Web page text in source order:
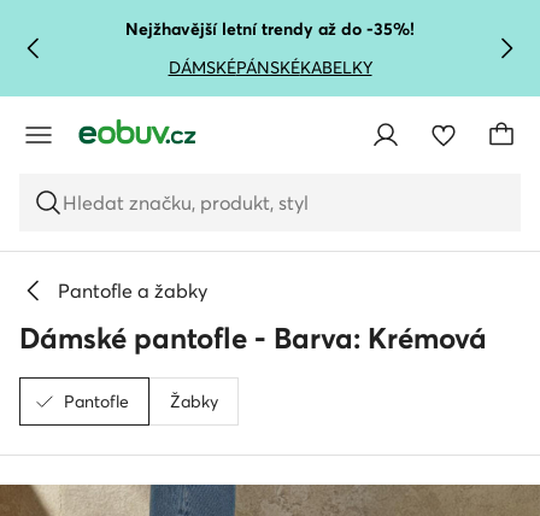
PŘEJÍT NA HLAVNÍ OBSAH
PŘEJÍT NA VYHLEDÁVÁNÍ
Nejžhavější letní trendy až do -35%!
DÁMSKÉPÁNSKÉKABELKY
Hledat značku, produkt, styl
Pantofle a žabky
Dámské pantofle - Barva: Krémová
Pantofle Žabky